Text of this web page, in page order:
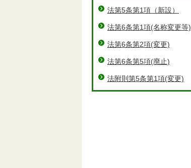
法第5条第1項（新設）
法第6条第1項(名称変更等)
法第6条第2項(変更)
法第6条第5項(廃止)
法附則第5条第1項(変更)